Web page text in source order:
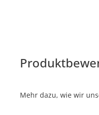
Mehr dazu, wie wir